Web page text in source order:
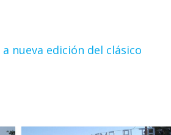
nueva edición del clásico